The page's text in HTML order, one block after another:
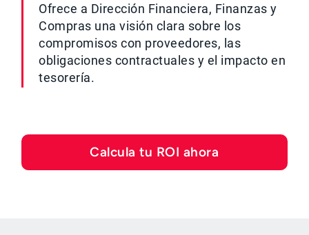
Ofrece a Dirección Financiera, Finanzas y
Compras una visión clara sobre los
compromisos con proveedores, las
obligaciones contractuales y el impacto en
tesorería.
Calcula tu ROI ahora